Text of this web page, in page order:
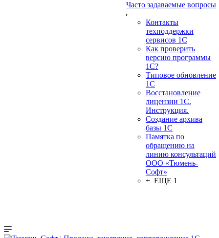
Часто задаваемые вопросы
Контакты
техподдержки
сервисов 1С
Как проверить
версию программы
1С?
Типовое обновление
1С
Восстановление
лицензии 1С.
Инструкция.
Создание архива
базы 1С
Памятка по
обращению на
линию консультаций
ООО «Тюмень-
Софт»
+ ЕЩЕ 1